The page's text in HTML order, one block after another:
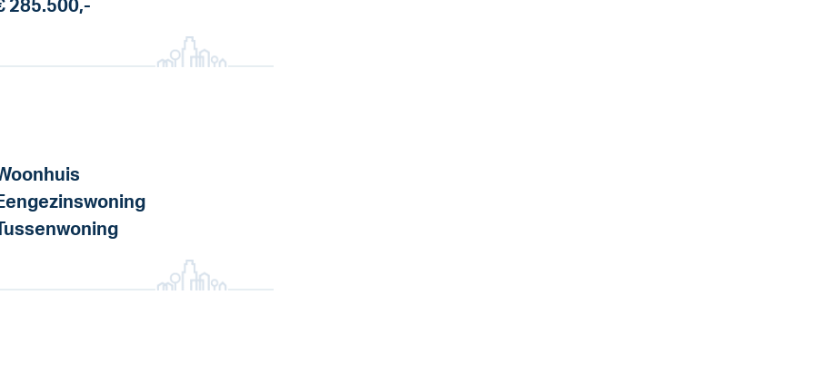
285.500,-
Tussenwoning